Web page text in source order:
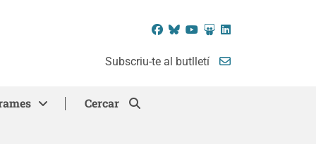
Facebook
BlueskyYouTube
SlideShare
LinkedIn
Subscriu-te al butlletí
Cercar